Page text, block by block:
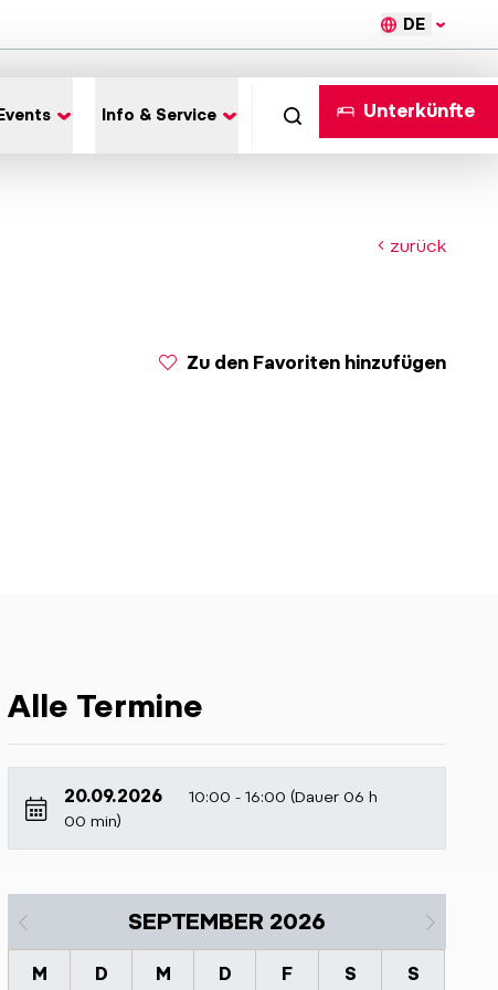
DE
Info & Service Unterkünfte
zurück
Zu den Favoriten hinzufügen
Alle Termine
20.09.2026
10:00 - 16:00 (Dauer 06 h
00 min)
SEPTEMBER 2026
M D M D F S S